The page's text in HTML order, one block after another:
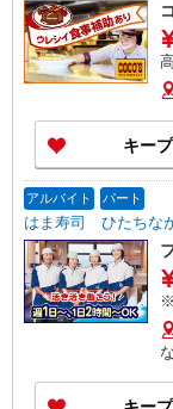
高
キープ
アルバイト パート
はま寿司 ひたちな